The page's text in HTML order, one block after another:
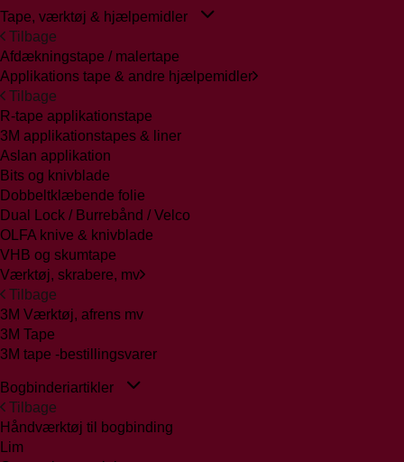
Tape, værktøj & hjælpemidler
Tilbage
Afdækningstape / malertape
Applikations tape & andre hjælpemidler
Tilbage
R-tape applikationstape
3M applikationstapes & liner
Aslan applikation
Bits og knivblade
Dobbeltklæbende folie
Dual Lock / Burrebånd / Velco
OLFA knive & knivblade
VHB og skumtape
Værktøj, skrabere, mv
Tilbage
3M Værktøj, afrens mv
3M Tape
3M tape -bestillingsvarer
Bogbinderiartikler
Tilbage
Håndværktøj til bogbinding
Lim